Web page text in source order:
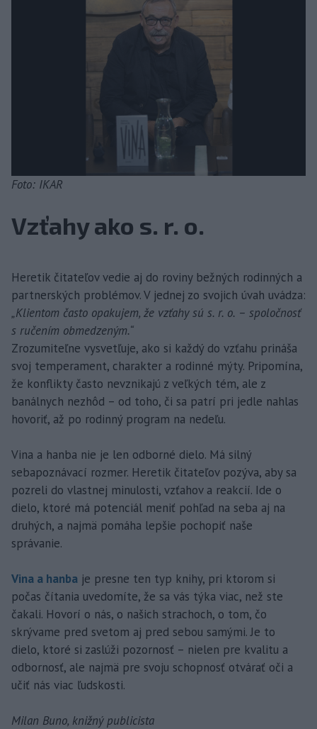
Foto: IKAR
Vzťahy ako s. r. o.
Heretik čitateľov vedie aj do roviny bežných rodinných a
partnerských problémov. V jednej zo svojich úvah uvádza:
„Klientom často opakujem, že vzťahy sú s. r. o. – spoločnosť
s ručením obmedzeným.“
Zrozumiteľne vysvetľuje, ako si každý do vzťahu prináša
svoj temperament, charakter a rodinné mýty. Pripomína,
že konflikty často nevznikajú z veľkých tém, ale z
banálnych nezhôd – od toho, či sa patrí pri jedle nahlas
hovoriť, až po rodinný program na nedeľu.
Vina a hanba nie je len odborné dielo. Má silný
sebapoznávací rozmer. Heretik čitateľov pozýva, aby sa
pozreli do vlastnej minulosti, vzťahov a reakcií. Ide o
dielo, ktoré má potenciál meniť pohľad na seba aj na
druhých, a najmä pomáha lepšie pochopiť naše
správanie.
Vina a hanba je presne ten typ knihy, pri ktorom si
počas čítania uvedomíte, že sa vás týka viac, než ste
čakali. Hovorí o nás, o našich strachoch, o tom, čo
skrývame pred svetom aj pred sebou samými. Je to
dielo, ktoré si zaslúži pozornosť – nielen pre kvalitu a
odbornosť, ale najmä pre svoju schopnosť otvárať oči a
učiť nás viac ľudskosti.
Milan Buno, knižný publicista